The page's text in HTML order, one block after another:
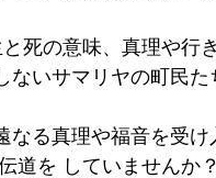
死の意味、真理や行
いサマリヤの町民
なる真理や福音を受
道を していませんか？